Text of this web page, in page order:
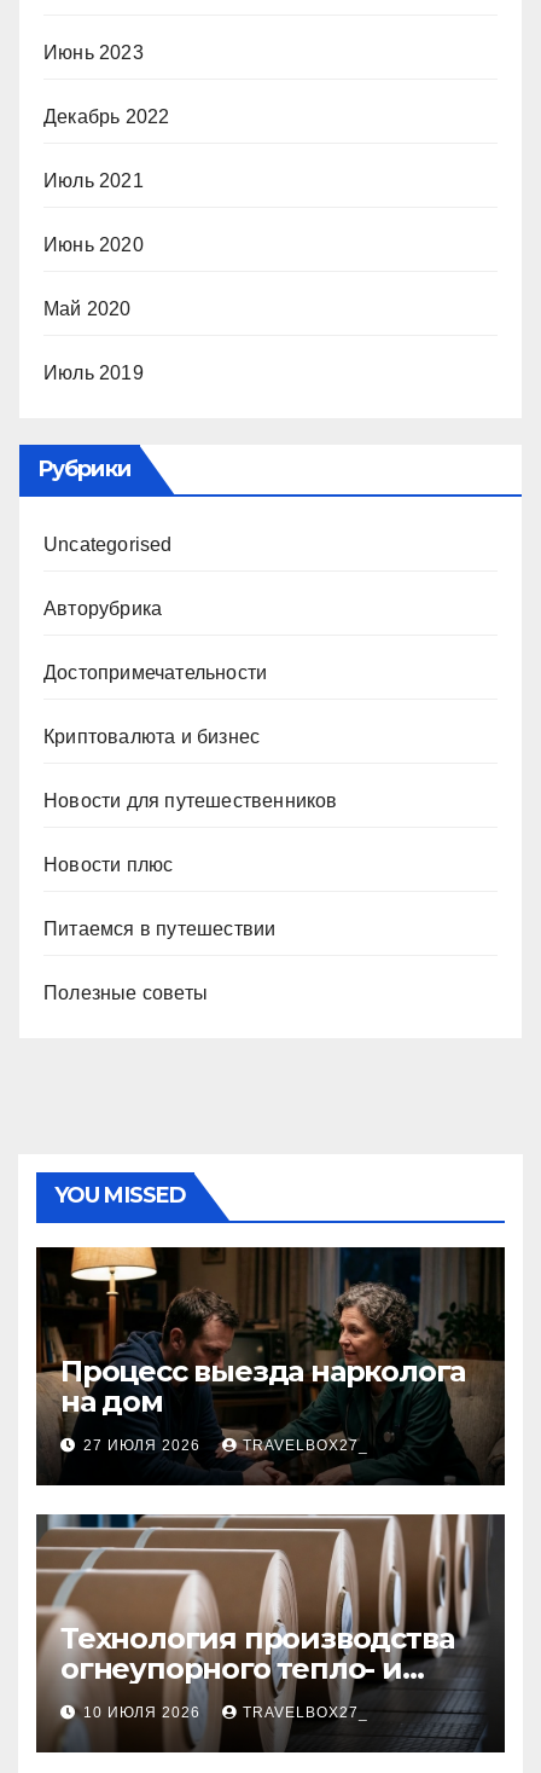
Июнь 2023
Декабрь 2022
Июль 2021
Июнь 2020
Май 2020
Июль 2019
Рубрики
Uncategorised
Авторубрика
Достопримечательности
Криптовалюта и бизнес
Новости для путешественников
Новости плюс
Питаемся в путешествии
Полезные советы
YOU MISSED
Процесс выезда нарколога
на дом
27 ИЮЛЯ 2026 TRAVELBOX27_
Технология производства
огнеупорного тепло- и
звукоизоляционного
картона из
муллитокремнеземистого
10 ИЮЛЯ 2026 TRAVELBOX27_